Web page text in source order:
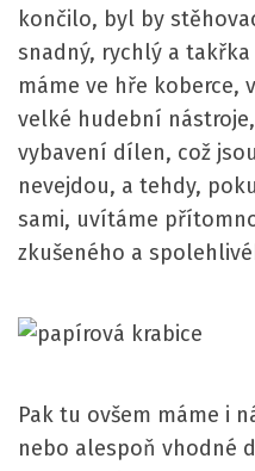
končilo, byl by
snadný, rychlý a takřka
máme ve hře koberce,
velké hudební
vybavení dílen, což
nevejdou, a tehdy,
sami, uvítáme
zkušeného a
Pak tu ovšem máme i
nebo alespoň vhodné